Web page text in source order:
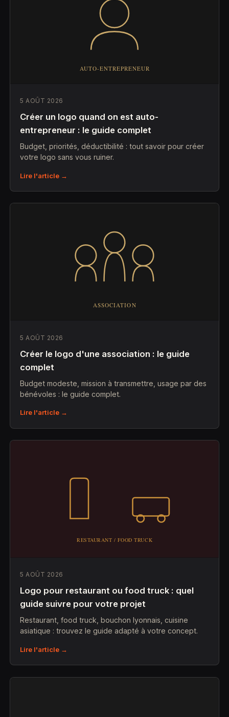
5 AOÛT 2026
Créer un logo quand on est auto-
entrepreneur : le guide complet
Budget, priorités, déductibilité : tout savoir pour créer
votre logo sans vous ruiner.
Lire l'article →
5 AOÛT 2026
Créer le logo d'une association : le guide
complet
Budget modeste, mission à transmettre, usage par des
bénévoles : le guide complet.
Lire l'article →
5 AOÛT 2026
Logo pour restaurant ou food truck : quel
guide suivre pour votre projet
Restaurant, food truck, bouchon lyonnais, cuisine
asiatique : trouvez le guide adapté à votre concept.
Lire l'article →